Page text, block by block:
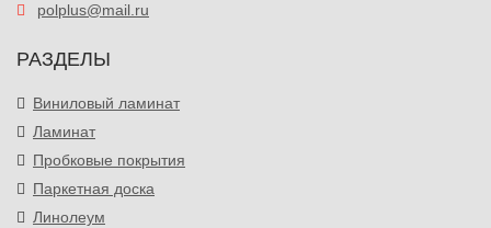
polplus@mail.ru
РАЗДЕЛЫ
Виниловый ламинат
Ламинат
Пробковые покрытия
Паркетная доска
Линолеум